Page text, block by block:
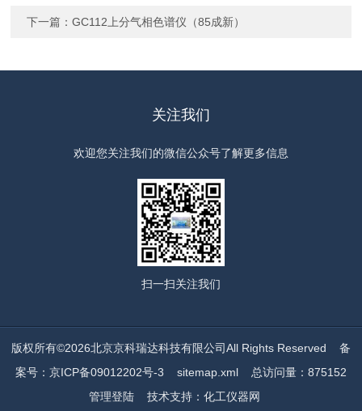
下一篇：GC112上分气相色谱仪（85成新）
关注我们
欢迎您关注我们的微信公众号了解更多信息
扫一扫关注我们
版权所有©2026北京京科瑞达科技有限公司All Rights Reserved 备
案号：京ICP备09012202号-3
sitemap.xml总访问量：875152
管理登陆技术支持： 化工仪器网